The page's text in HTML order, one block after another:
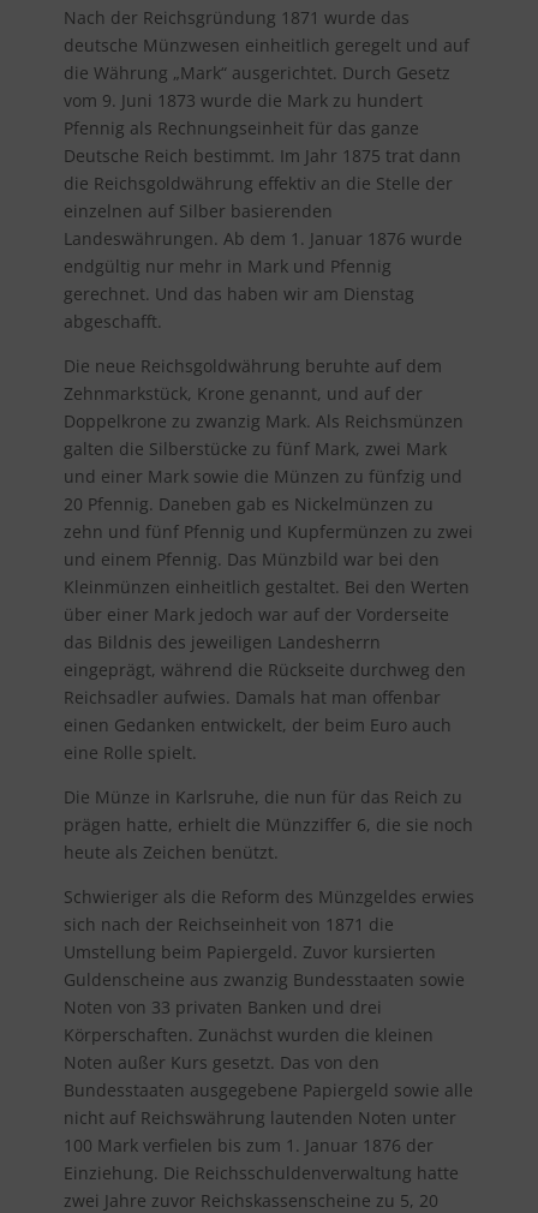
Nach der Reichsgründung 1871 wurde das
deutsche Münzwesen einheitlich geregelt und auf
die Währung „Mark“ ausgerichtet. Durch Gesetz
vom 9. Juni 1873 wurde die Mark zu hundert
Pfennig als Rechnungseinheit für das ganze
Deutsche Reich bestimmt. Im Jahr 1875 trat dann
die Reichsgoldwährung effektiv an die Stelle der
einzelnen auf Silber basierenden
Landeswährungen. Ab dem 1. Januar 1876 wurde
endgültig nur mehr in Mark und Pfennig
gerechnet. Und das haben wir am Dienstag
abgeschafft.
Die neue Reichsgoldwährung beruhte auf dem
Zehnmarkstück, Krone genannt, und auf der
Doppelkrone zu zwanzig Mark. Als Reichsmünzen
galten die Silberstücke zu fünf Mark, zwei Mark
und einer Mark sowie die Münzen zu fünfzig und
20 Pfennig. Daneben gab es Nickelmünzen zu
zehn und fünf Pfennig und Kupfermünzen zu zwei
und einem Pfennig. Das Münzbild war bei den
Kleinmünzen einheitlich gestaltet. Bei den Werten
über einer Mark jedoch war auf der Vorderseite
das Bildnis des jeweiligen Landesherrn
eingeprägt, während die Rückseite durchweg den
Reichsadler aufwies. Damals hat man offenbar
einen Gedanken entwickelt, der beim Euro auch
eine Rolle spielt.
Die Münze in Karlsruhe, die nun für das Reich zu
prägen hatte, erhielt die Münzziffer 6, die sie noch
heute als Zeichen benützt.
Schwieriger als die Reform des Münzgeldes erwies
sich nach der Reichseinheit von 1871 die
Umstellung beim Papiergeld. Zuvor kursierten
Guldenscheine aus zwanzig Bundesstaaten sowie
Noten von 33 privaten Banken und drei
Körperschaften. Zunächst wurden die kleinen
Noten außer Kurs gesetzt. Das von den
Bundesstaaten ausgegebene Papiergeld sowie alle
nicht auf Reichswährung lautenden Noten unter
100 Mark verfielen bis zum 1. Januar 1876 der
Einziehung. Die Reichsschuldenverwaltung hatte
zwei Jahre zuvor Reichskassenscheine zu 5, 20